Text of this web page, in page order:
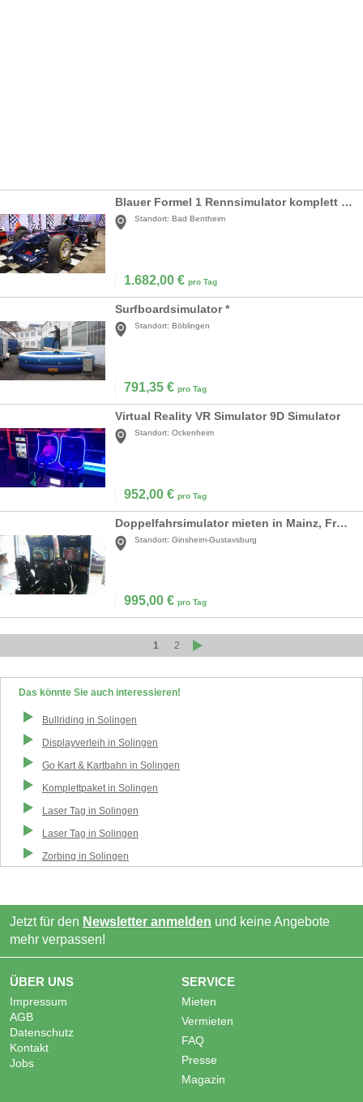
Blauer Formel 1 Rennsimulator komplett inkl. Begleitung
Standort: Bad Bentheim
1.682,00 € pro Tag
Surfboardsimulator *
Standort: Böblingen
791,35 € pro Tag
Virtual Reality VR Simulator 9D Simulator
Standort: Ockenheim
952,00 € pro Tag
Doppelfahrsimulator mieten in Mainz, Frankfurt Mai
Standort: Ginsheim-Gustavsburg
995,00 € pro Tag
1 2
Das könnte Sie auch interessieren!
Bullriding in Solingen
Displayverleih in Solingen
Go Kart & Kartbahn in Solingen
Komplettpaketin Solingen
Laser Tag in Solingen
Laser Tag in Solingen
Zorbing in Solingen
Jetzt für den Newsletter anmelden und keine Angebote
mehr verpassen!
ÜBER UNS
Impressum
AGB
Datenschutz
Kontakt
Jobs
SERVICE
Mieten
Vermieten
FAQ
Presse
Magazin